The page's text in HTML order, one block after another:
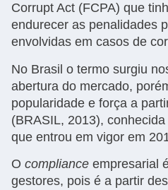
Corrupt Act (FCPA) que
endurecer as penalidades
envolvidas em casos de
No Brasil o termo surgiu
abertura do mercado,
popularidade e força a
(BRASIL, 2013),
que entrou em vigor em
O compliance empresarial
gestores, pois é a partir